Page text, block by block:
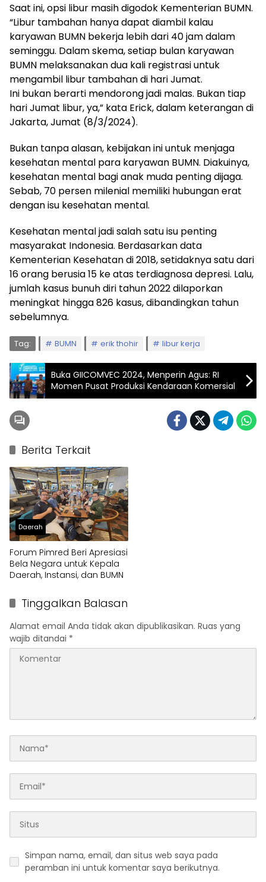
Saat ini, opsi libur masih digodok Kementerian BUMN.
“Libur tambahan hanya dapat diambil kalau
karyawan BUMN bekerja lebih dari 40 jam dalam
seminggu. Dalam skema, setiap bulan karyawan
BUMN melaksanakan dua kali registrasi untuk
mengambil libur tambahan di hari Jumat.
Ini bukan berarti mendorong jadi malas. Bukan tiap
hari Jumat libur, ya,” kata Erick, dalam keterangan di
Jakarta, Jumat (8/3/2024).
Bukan tanpa alasan, kebijakan ini untuk menjaga
kesehatan mental para karyawan BUMN. Diakuinya,
kesehatan mental bagi anak muda penting dijaga.
Sebab, 70 persen milenial memiliki hubungan erat
dengan isu kesehatan mental.
Kesehatan mental jadi salah satu isu penting
masyarakat Indonesia. Berdasarkan data
Kementerian Kesehatan di 2018, setidaknya satu dari
16 orang berusia 15 ke atas terdiagnosa depresi. Lalu,
jumlah kasus bunuh diri tahun 2022 dilaporkan
meningkat hingga 826 kasus, dibandingkan tahun
sebelumnya.
Tag: BUMN erik thohir libur kerja
Buka GIICOMVEC 2024, Menperin Agus: RI
Momen Pusat Produksi Kendaraan Komersial
Berita Terkait
Daerah
Forum Pimred Beri Apresiasi
Bela Negara untuk Kepala
Daerah, Instansi, dan BUMN
Tinggalkan Balasan
Alamat email Anda tidak akan dipublikasikan. Ruas yang
wajib ditandai *
Simpan nama, email, dan situs web saya pada
peramban ini untuk komentar saya berikutnya.